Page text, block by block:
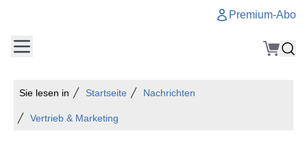
Premium-Abo
Sie lesen in Startseite Nachrichten
Vertrieb & Marketing